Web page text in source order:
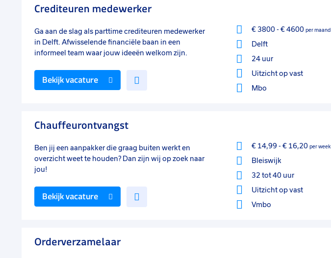
Crediteuren medewerker
Ga aan de slag als parttime crediteuren medewerker
in Delft. Afwisselende financiële baan in een
informeel team waar jouw ideeën welkom zijn.
€ 3800- € 4600 per maand
Delft
24 uur
Uitzicht op vast
Mbo
Bekijk vacature
Chauffeurontvangst
Ben jij een aanpakker die graag buiten werkt en
overzicht weet te houden? Dan zijn wij op zoek naar
jou!
€ 14,99 - € 16,20 per week
Bleiswijk
32 tot 40 uur
Uitzicht op vast
Vmbo
Bekijk vacature
Orderverzamelaar